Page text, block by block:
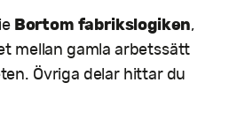
Bortom fabrikslogiken,
mellan gamla arbetssätt
Övriga delar hittar du